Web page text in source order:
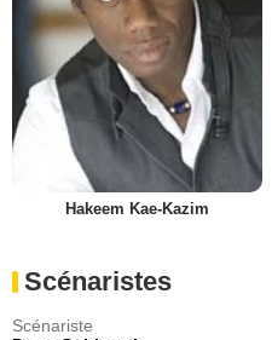
Hakeem Kae-Kazim
Scénaristes
Scénariste